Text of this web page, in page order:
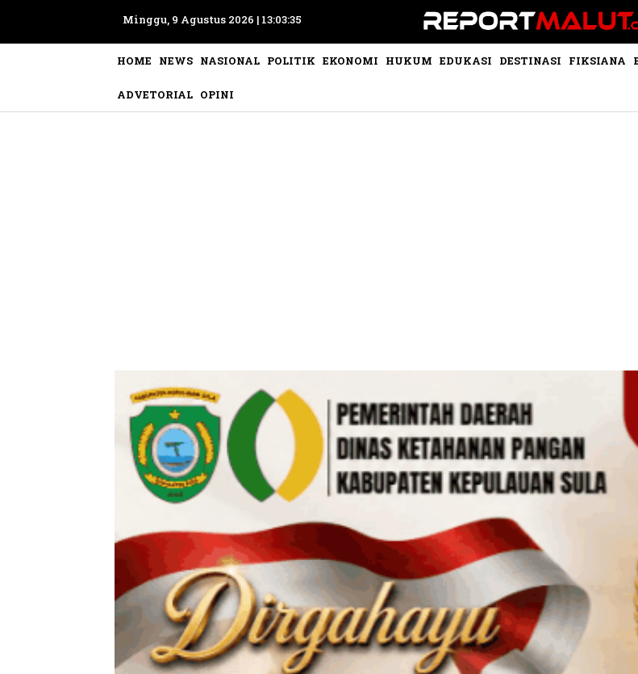
Minggu, 9 Agustus 2026 | 13:03:36
HOME NEWS NASIONAL POLITIK EKONOMI HUKUM EDUKASI DESTINASI FIKSIANA
ADVETORIAL OPINI